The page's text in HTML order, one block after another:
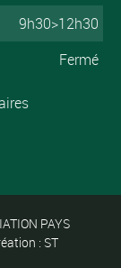
9h30>12h30
Fermé
PAYS
: ST